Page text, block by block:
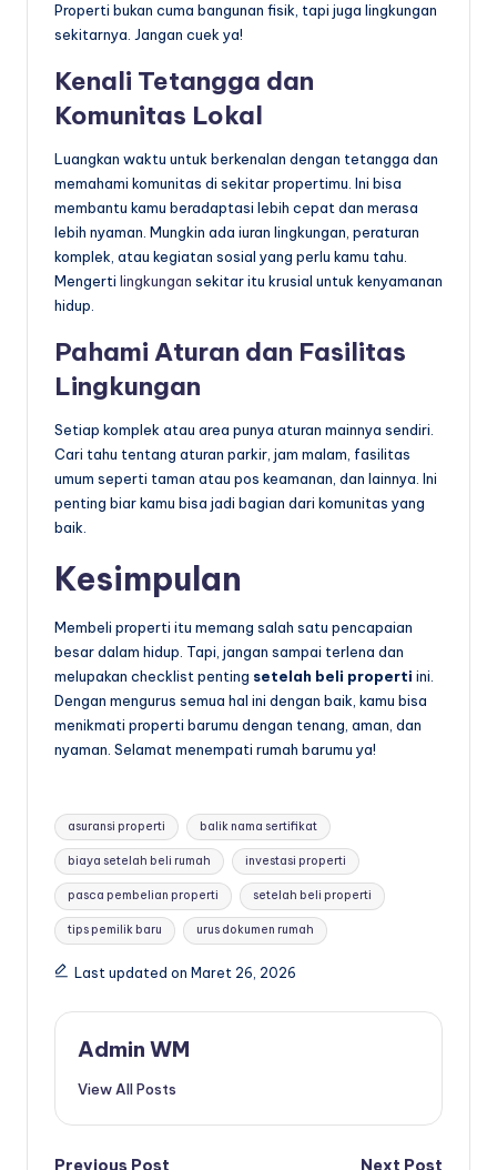
Properti bukan cuma bangunan fisik, tapi juga lingkungan
sekitarnya. Jangan cuek ya!
Kenali Tetangga dan
Komunitas Lokal
Luangkan waktu untuk berkenalan dengan tetangga dan
memahami komunitas di sekitar propertimu. Ini bisa
membantu kamu beradaptasi lebih cepat dan merasa
lebih nyaman. Mungkin ada iuran lingkungan, peraturan
komplek, atau kegiatan sosial yang perlu kamu tahu.
Mengerti lingkungan sekitar itu krusial untuk kenyamanan
hidup.
Pahami Aturan dan Fasilitas
Lingkungan
Setiap komplek atau area punya aturan mainnya sendiri.
Cari tahu tentang aturan parkir, jam malam, fasilitas
umum seperti taman atau pos keamanan, dan lainnya. Ini
penting biar kamu bisa jadi bagian dari komunitas yang
baik.
Kesimpulan
Membeli properti itu memang salah satu pencapaian
besar dalam hidup. Tapi, jangan sampai terlena dan
melupakan checklist penting setelah beli properti ini.
Dengan mengurus semua hal ini dengan baik, kamu bisa
menikmati properti barumu dengan tenang, aman, dan
nyaman. Selamat menempati rumah barumu ya!
Tags:
asuransi properti balik nama sertifikat
biaya setelah beli rumah investasi properti
pasca pembelian properti setelah beli properti
tips pemilik baru urus dokumen rumah
Last updated on Maret 26, 2026
Admin WM
View All Posts